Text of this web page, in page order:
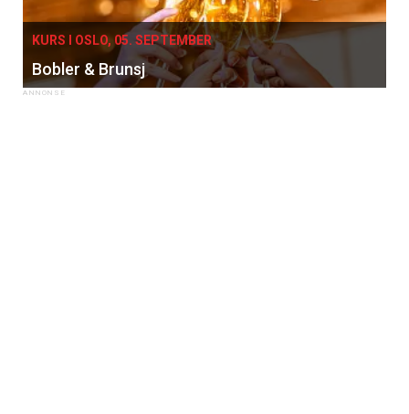
KURS I OSLO, 05. SEPTEMBER
Bobler & Brunsj